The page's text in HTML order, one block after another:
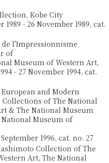
Kobe City
1989 - 26 November 1989, cat.
de l'Impressionnisme
of
Museum of Western Art,
- 27 November 1994, cat.
and Modern
Collections of The National
& The National Museum
Museum of
1996, cat. no. 27
Collection of The
Art, The National